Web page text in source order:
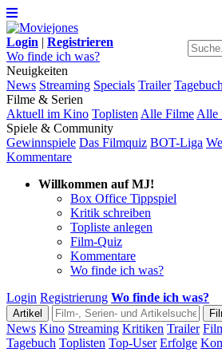
Login | Registrieren
Wo finde ich was?
Neuigkeiten
News Streaming Specials Trailer Tagebuch
Filme & Serien
Aktuell im Kino Toplisten Alle Filme Alle
Spiele & Community
Gewinnspiele Das Filmquiz BOT-Liga
Kommentare
Willkommen auf MJ!
Box Office Tippspiel
Kritik schreiben
Topliste anlegen
Film-Quiz
Kommentare
Wo finde ich was?
Login Registrierung Wo finde ich was?
News Kino Streaming Kritiken Trailer
Tagebuch Toplisten Top-User Erfolge